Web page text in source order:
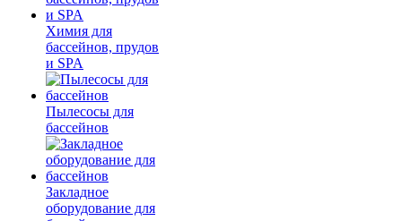
Химия для
бассейнов, прудов
и SPA
Пылесосы для
бассейнов
Закладное
оборудование для